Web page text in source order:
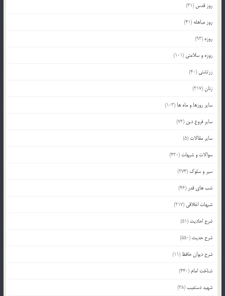
روز قدس (31)
روز مباهله (41)
روزه (93)
روزه و سلامتی (101)
زرتشتی (40)
زنان(317)
سایر روزها و ماه ها (103)
سایر فروع دین (72)
سایر مقالات (5)
سوالات و شبهات (420)
سیر و سلوک (274)
شب های قدر (46)
شبهات اخلاقی (217)
شرح احادیث (51)
شرح حدیث (550)
شرح دیوان حافظ (11)
شناخت امام (440)
شهید دستغیب(38)